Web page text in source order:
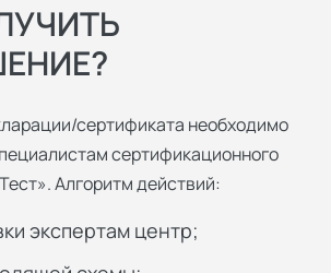
сертификата необходимо
сертификационного
Алгоритм действий:
экспертам центр;